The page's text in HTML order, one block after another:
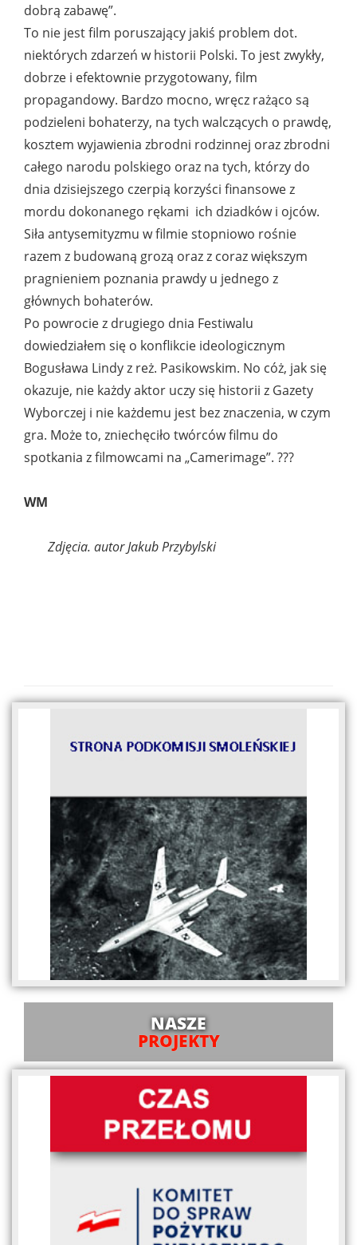
dobrą zabawę”.
To nie jest film poruszający jakiś problem dot.
niektórych zdarzeń w historii Polski. To jest zwykły,
dobrze i efektownie przygotowany, film
propagandowy. Bardzo mocno, wręcz rażąco są
podzieleni bohaterzy, na tych walczących o prawdę,
kosztem wyjawienia zbrodni rodzinnej oraz zbrodni
całego narodu polskiego oraz na tych, którzy do
dnia dzisiejszego czerpią korzyści finansowe z
mordu dokonanego rękami ich dziadków i ojców.
Siła antysemityzmu w filmie stopniowo rośnie
razem z budowaną grozą oraz z coraz większym
pragnieniem poznania prawdy u jednego z
głównych bohaterów.
Po powrocie z drugiego dnia Festiwalu
dowiedziałem się o konflikcie ideologicznym
Bogusława Lindy z reż. Pasikowskim. No cóż, jak się
okazuje, nie każdy aktor uczy się historii z Gazety
Wyborczej i nie każdemu jest bez znaczenia, w czym
gra. Może to, zniechęciło twórców filmu do
spotkania z filmowcami na „Camerimage”. ???
WM
Zdjęcia. autor Jakub Przybylski
NASZE
PROJEKTY